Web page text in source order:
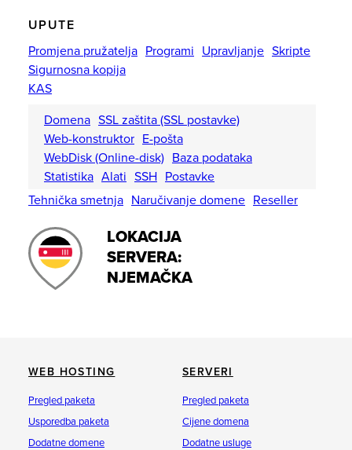
UPUTE
Promjena pružatelja Programi Upravljanje Skripte
Sigurnosna kopija
KAS
Domena SSL zaštita (SSL postavke)
Web-konstruktor E-pošta
WebDisk (Online-disk) Baza podataka
Statistika Alati SSH Postavke
Tehnička smetnja Naručivanje domene Reseller
LOKACIJA
SERVERA:
NJEMAČKA
WEB HOSTING
Pregled paketa
Usporedba paketa
Dodatne domene
SERVERI
Pregled paketa
Cijene domena
Dodatne usluge